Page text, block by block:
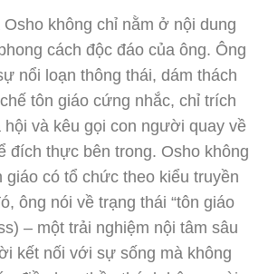
không chỉ nằm ở nội dung
cách độc đáo của ông. Ông
nổi loạn thông thái, dám thách
tôn giáo cứng nhắc, chỉ trích
và kêu gọi con người quay về
đích thực bên trong. Osho không
giáo có tổ chức theo kiểu truyền
ông nói về trạng thái “tôn giáo
– một trải nghiệm nội tâm sâu
kết nối với sự sống mà không